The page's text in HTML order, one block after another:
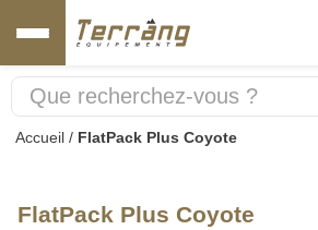
Accueil / FlatPack Plus Coyote
FlatPack Plus Coyote